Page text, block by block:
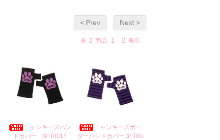
< Prev Next >
全 2 商品 1 - 2 表示
ニャンキーズハン
ドカバー 3FT001F
ニャンキーズボー
ダーハンドカバー 3FT00